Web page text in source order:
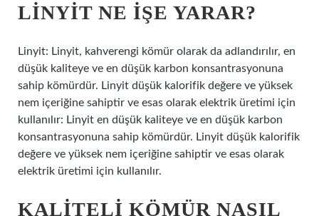
LINYIT NE IŞE YARAR?
Linyit: Linyit, kahverengi kömür olarak da adlandırılır, en
düşük kaliteye ve en düşük karbon konsantrasyonuna
sahip kömürdür. Linyit düşük kalorifik değere ve yüksek
nem içeriğine sahiptir ve esas olarak elektrik üretimi için
kullanılır: Linyit en düşük kaliteye ve en düşük karbon
konsantrasyonuna sahip kömürdür. Linyit düşük kalorifik
değere ve yüksek nem içeriğine sahiptir ve esas olarak
elektrik üretimi için kullanılır.
KALITELI KÖMÜR NASIL